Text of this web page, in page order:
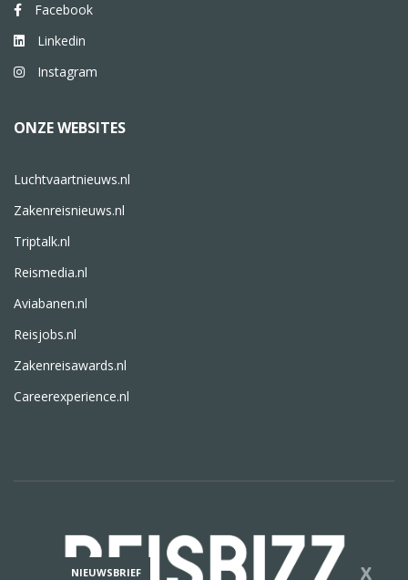
Facebook
Linkedin
Instagram
ONZE WEBSITES
Luchtvaartnieuws.nl
Zakenreisnieuws.nl
Triptalk.nl
Reismedia.nl
Aviabanen.nl
Reisjobs.nl
Zakenreisawards.nl
Careerexperience.nl
NIEUWSBRIEF X